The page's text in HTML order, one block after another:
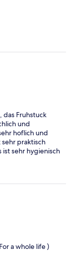
das Fruhstuck
und
hoflich und
sehr praktisch
sehr hygienisch
a whole life )